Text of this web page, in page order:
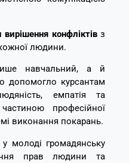
конфліктівз
людини.
навчальний, а й
допомогло курсантам
емпатія та
професійної
виконання покарань.
молоді громадянську
прав людини та